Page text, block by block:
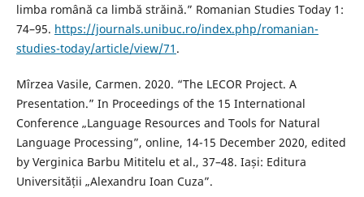
limba română ca limbă străină.” Romanian Studies Today 1:
74–95. https://journals.unibuc.ro/index.php/romanian-
studies-today/article/view/71 .
Mîrzea Vasile, Carmen. 2020. “The LECOR Project. A
Presentation.” In Proceedings of the 15 International
Conference „Language Resources and Tools for Natural
Language Processing”, online, 14-15 December 2020, edited
by Verginica Barbu Mititelu et al., 37–48. Iași: Editura
Universității „Alexandru Ioan Cuza”.